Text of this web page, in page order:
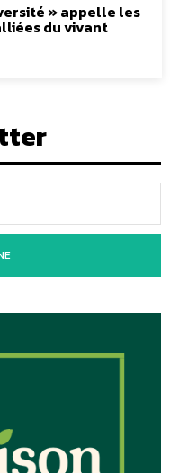
» appelle les
du vivant